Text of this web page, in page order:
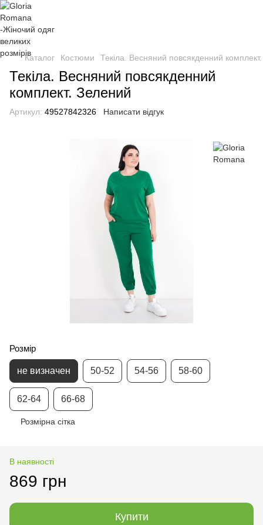
Каталог Костюми Текіла. Весняний повсякденний
Текіла. Весняний повсякденний
комплект. Зелений
Артикул: 49527842326 Написати відгук
Розмір
не визначен 50-52 54-56 58-60
62-64 66-68
Розмірна сітка
В наявності
869 грн
Купити